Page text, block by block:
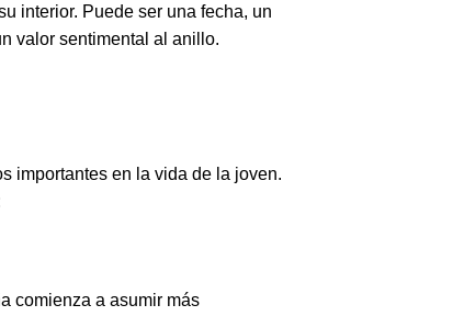
interior. Puede ser una fecha, un
valor sentimental al anillo.
importantes en la vida de la joven.
comienza a asumir más